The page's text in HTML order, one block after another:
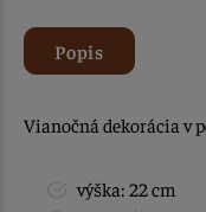
Popis
Vianočná dekorácia v
výška: 22 cm